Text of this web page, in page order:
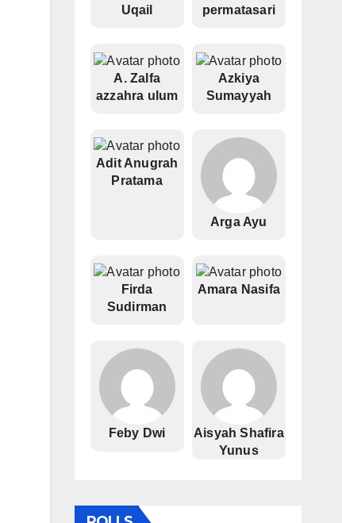
Uqail
permatasari
A. Zalfa
azzahra ulum
Azkiya
Sumayyah
Adit Anugrah
Pratama
Arga Ayu
Firda
Sudirman
Amara Nasifa
Feby Dwi
Aisyah Shafira
Yunus